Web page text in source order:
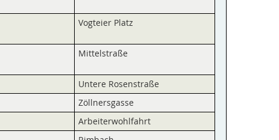
Vogteier Platz
Mittelstraße
Untere Rosenstraße
Zöllnersgasse
Arbeiter­wohlfahrt